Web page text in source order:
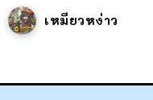
เหมียวหง่าว